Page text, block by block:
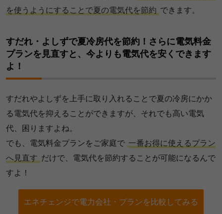
を使うようにすることで夏の電気代を節約 できます。
すだれ・よしずで夏冷房代を節約！さらに電気料金
プランを見直すと、今よりも電気代を安くできます
よ！
すだれやよしずを上手に取り入れることで夏の冷房にかか
る電気代を抑えることができますが、それでも高い電気
代、困りますよね。
でも、電気料金プランをご家庭で 一番お得に使えるプラン
へ見直す だけで、電気代を節約することが可能になるんで
すよ！
エネチェンジで電力会社・プランを比較してみる